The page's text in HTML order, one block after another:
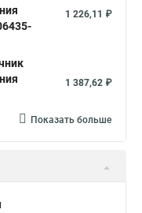
1 226,11 ₽
1 387,62 ₽
Показать больше